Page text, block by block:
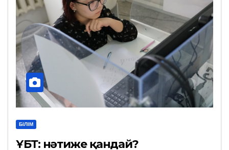
БІЛІМ
ҰБТ: нәтиже қандай?